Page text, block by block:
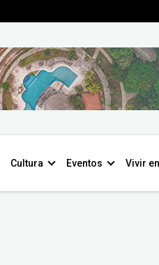
Cultura Eventos Vivir